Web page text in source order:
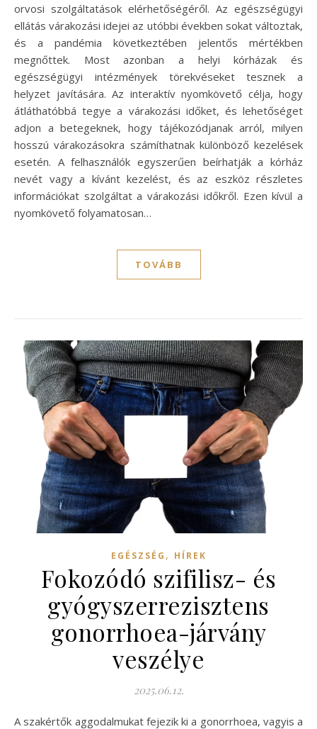
orvosi szolgáltatások elérhetőségéről. Az egészségügyi
ellátás várakozási idejei az utóbbi években sokat változtak,
és a pandémia következtében jelentős mértékben
megnőttek. Most azonban a helyi kórházak és
egészségügyi intézmények törekvéseket tesznek a
helyzet javítására. Az interaktív nyomkövető célja, hogy
átláthatóbbá tegye a várakozási időket, és lehetőséget
adjon a betegeknek, hogy tájékozódjanak arról, milyen
hosszú várakozásokra számíthatnak különböző kezelések
esetén. A felhasználók egyszerűen beírhatják a kórház
nevét vagy a kívánt kezelést, és az eszköz részletes
információkat szolgáltat a várakozási időkről. Ezen kívül a
nyomkövető folyamatosan…
TOVÁBB
EGÉSZSÉG , HÍREK
Fokozódó szifilisz- és
gyógyszerrezisztens
gonorrhoea-járvány
veszélye
2025.06.12.
A szakértők aggodalmukat fejezik ki a gonorrhoea, vagyis a